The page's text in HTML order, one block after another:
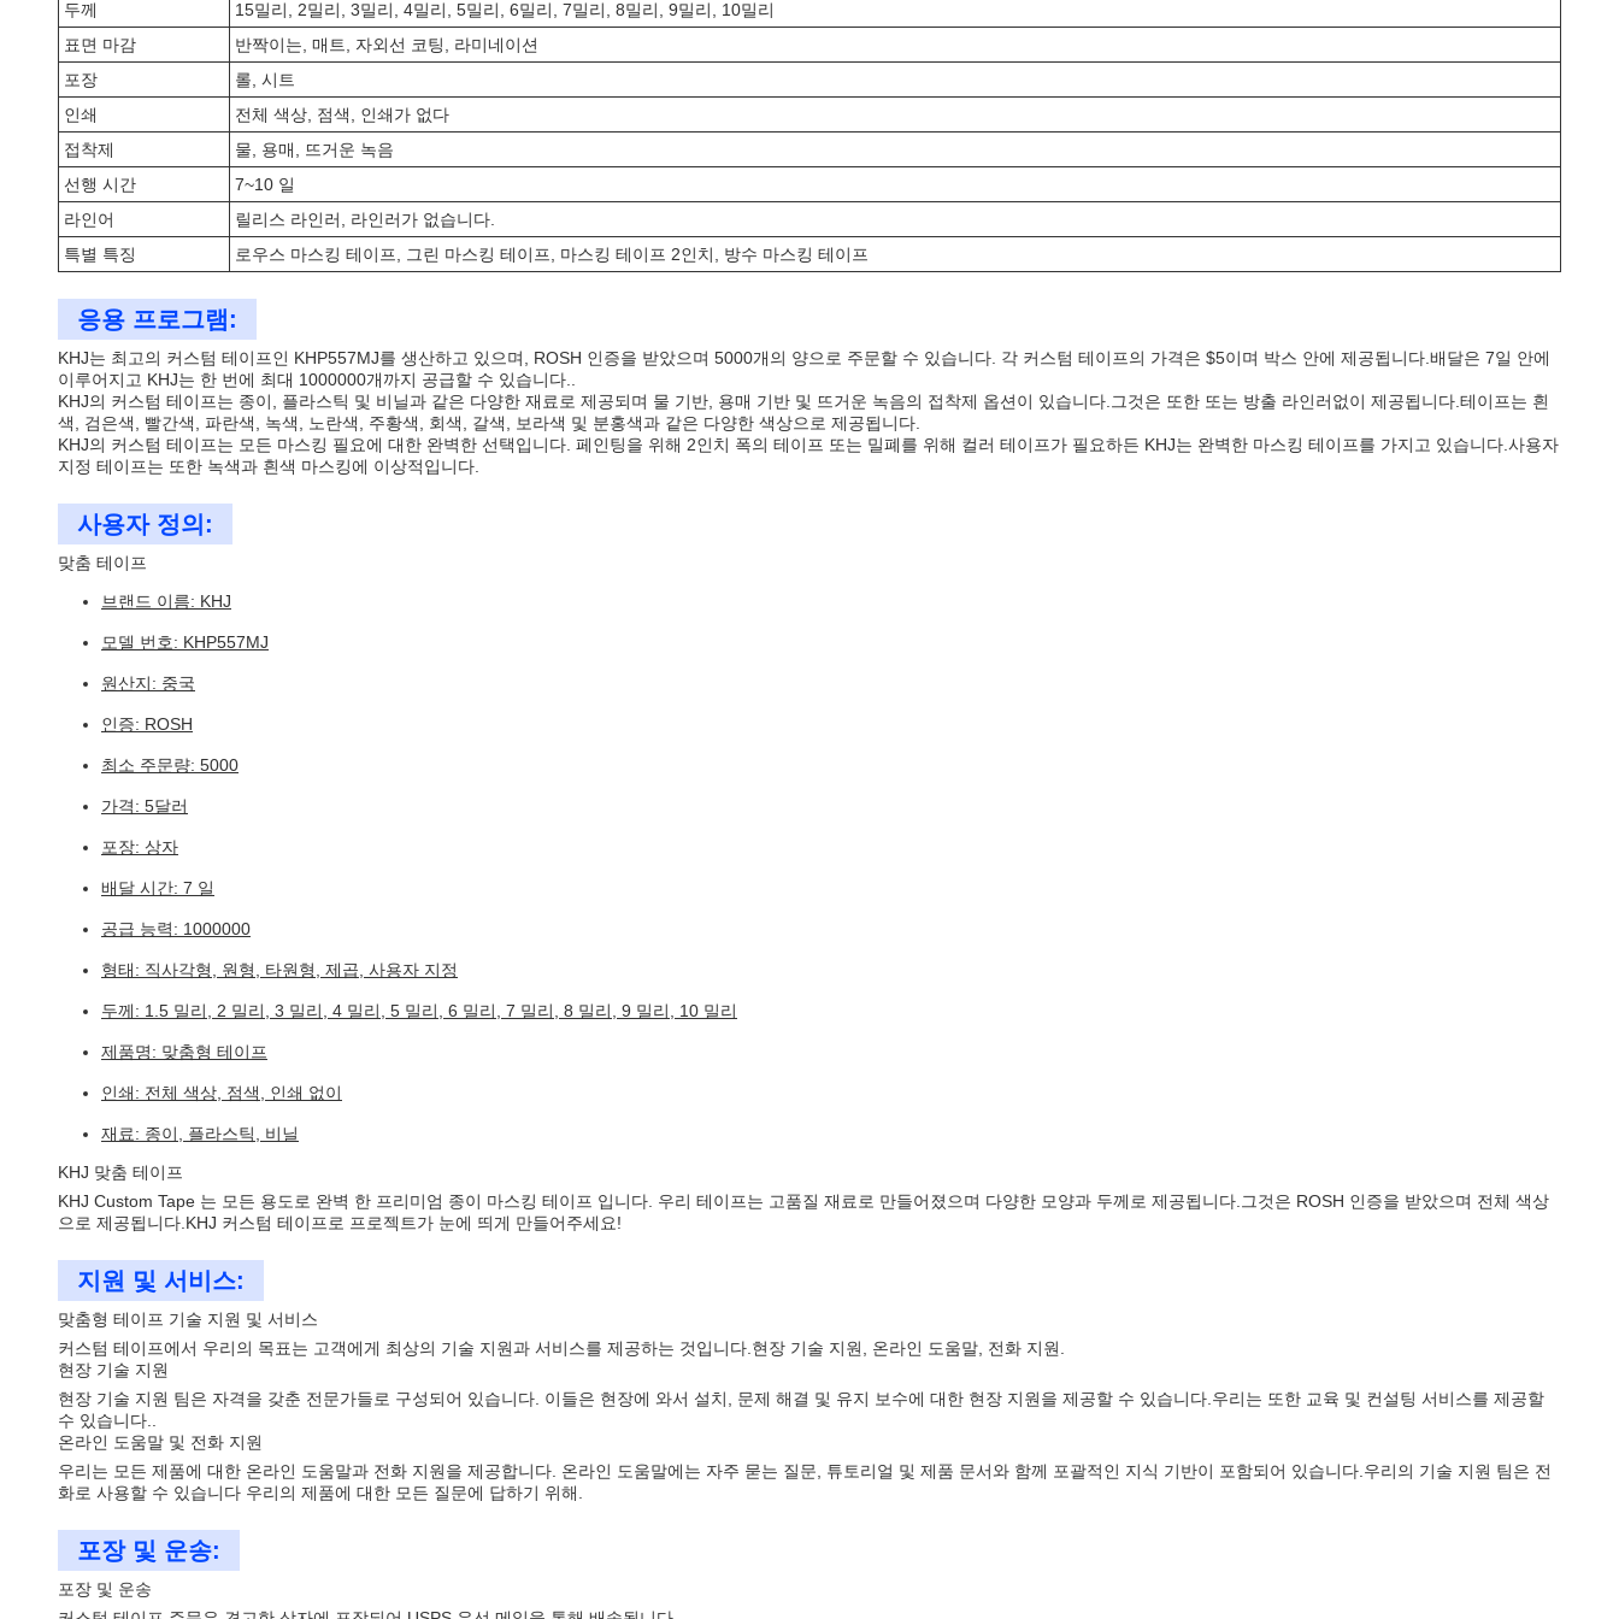
두께
15밀리, 2밀리, 3밀리, 4밀리, 5밀리, 6밀리, 7밀리, 8밀리, 9밀리, 10밀리
표면 마감
반짝이는, 매트, 자외선 코팅, 라미네이션
포장
롤, 시트
인쇄
전체 색상, 점색, 인쇄가 없다
접착제
물, 용매, 뜨거운 녹음
선행 시간
7~10 일
라인어
릴리스 라인러, 라인러가 없습니다.
특별 특징
로우스 마스킹 테이프, 그린 마스킹 테이프, 마스킹 테이프 2인치, 방수 마스킹 테이프
응용 프로그램:
KHJ는 최고의 커스텀 테이프인 KHP557MJ를 생산하고 있으며, ROSH 인증을 받았으며 5000개의 양으로 주문할 수 있습니다. 각 커스텀 테이프의 가격은 $5이며 박스 안에 제공됩니다.배달은 7일 안에
이루어지고 KHJ는 한 번에 최대 1000000개까지 공급할 수 있습니다..
KHJ의 커스텀 테이프는 종이, 플라스틱 및 비닐과 같은 다양한 재료로 제공되며 물 기반, 용매 기반 및 뜨거운 녹음의 접착제 옵션이 있습니다.그것은 또한 또는 방출 라인러없이 제공됩니다.테이프는 흰
색, 검은색, 빨간색, 파란색, 녹색, 노란색, 주황색, 회색, 갈색, 보라색 및 분홍색과 같은 다양한 색상으로 제공됩니다.
KHJ의 커스텀 테이프는 모든 마스킹 필요에 대한 완벽한 선택입니다. 페인팅을 위해 2인치 폭의 테이프 또는 밀폐를 위해 컬러 테이프가 필요하든 KHJ는 완벽한 마스킹 테이프를 가지고 있습니다.사용자
지정 테이프는 또한 녹색과 흰색 마스킹에 이상적입니다.
사용자 정의:
맞춤 테이프
브랜드 이름: KHJ
모델 번호: KHP557MJ
원산지: 중국
인증: ROSH
최소 주문량: 5000
가격: 5달러
포장: 상자
배달 시간: 7 일
공급 능력: 1000000
형태: 직사각형, 원형, 타원형, 제곱, 사용자 지정
두께: 1.5 밀리, 2 밀리, 3 밀리, 4 밀리, 5 밀리, 6 밀리, 7 밀리, 8 밀리, 9 밀리, 10 밀리
제품명: 맞춤형 테이프
인쇄: 전체 색상, 점색, 인쇄 없이
재료: 종이, 플라스틱, 비닐
KHJ 맞춤 테이프
KHJ Custom Tape 는 모든 용도로 완벽 한 프리미엄 종이 마스킹 테이프 입니다. 우리 테이프는 고품질 재료로 만들어졌으며 다양한 모양과 두께로 제공됩니다.그것은 ROSH 인증을 받았으며 전체 색상
으로 제공됩니다.KHJ 커스텀 테이프로 프로젝트가 눈에 띄게 만들어주세요!
지원 및 서비스:
맞춤형 테이프 기술 지원 및 서비스
커스텀 테이프에서 우리의 목표는 고객에게 최상의 기술 지원과 서비스를 제공하는 것입니다.현장 기술 지원, 온라인 도움말, 전화 지원.
현장 기술 지원
현장 기술 지원 팀은 자격을 갖춘 전문가들로 구성되어 있습니다. 이들은 현장에 와서 설치, 문제 해결 및 유지 보수에 대한 현장 지원을 제공할 수 있습니다.우리는 또한 교육 및 컨설팅 서비스를 제공할
수 있습니다..
온라인 도움말 및 전화 지원
우리는 모든 제품에 대한 온라인 도움말과 전화 지원을 제공합니다. 온라인 도움말에는 자주 묻는 질문, 튜토리얼 및 제품 문서와 함께 포괄적인 지식 기반이 포함되어 있습니다.우리의 기술 지원 팀은 전
화로 사용할 수 있습니다 우리의 제품에 대한 모든 질문에 답하기 위해.
포장 및 운송:
포장 및 운송